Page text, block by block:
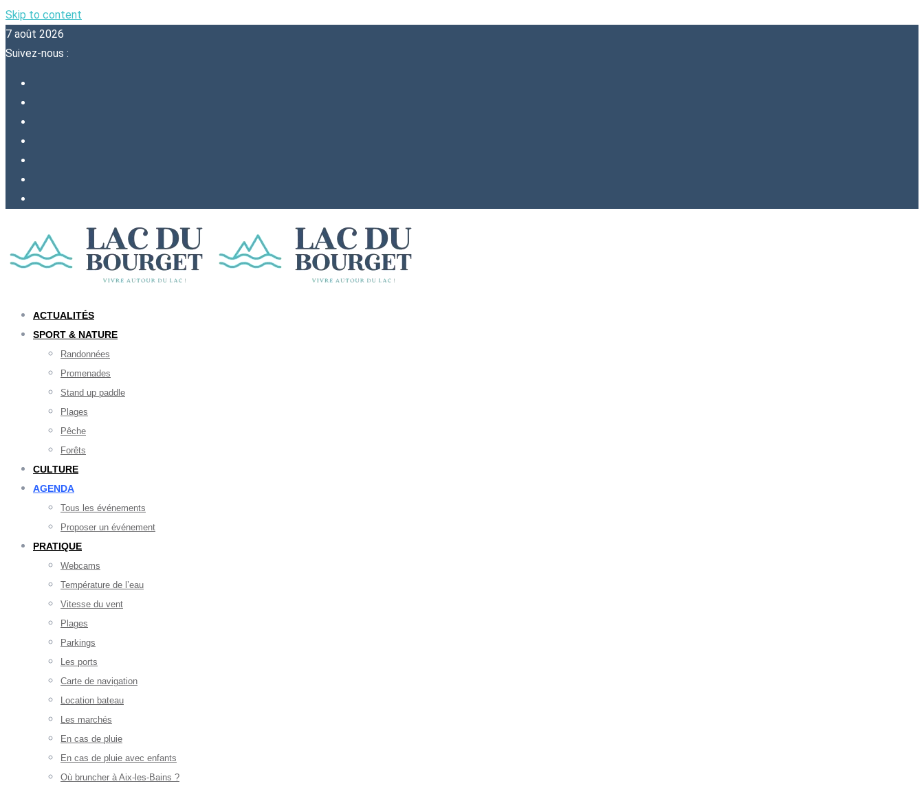
Skip to content
7 août 2026
Suivez-nous :
ACTUALITÉS
SPORT & NATURE
Randonnées
Promenades
Stand up paddle
Plages
Pêche
Forêts
CULTURE
AGENDA
Tous les événements
Proposer un événement
PRATIQUE
Webcams
Température de l’eau
Vitesse du vent
Plages
Parkings
Les ports
Carte de navigation
Location bateau
Les marchés
En cas de pluie
En cas de pluie avec enfants
Où bruncher à Aix-les-Bains ?